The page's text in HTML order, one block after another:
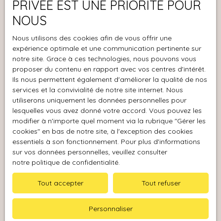
Aucun travaux à
prévoir pour ce T4 en
bon état et
agréablement situé à
seulement 20 minutes
à pied de la plage et
en plein cœur de la
ville à proximité
piétonne de ses
nombreux commerces
! Petite copropriété de
11 lots seulement. Loué
855. 52 € HC et 1.
000,52 € CC,
échéance du bail en
novembre 2029. 115 €
de charges de
copropriété +61 €
pour la consommation
J'accepte le traitement de mes données
personnelles conformément au RGPD. Si vous ne
souhaitez pas faire l'objet de prospection
commerciale par voie téléphonique, vous pouvez
vous inscrire gratuitement sur la liste d'opposition
au démarchage téléphonique, prévu par l'article
L223-1 du code de la consommation, sur le site
Internet www.bloctel.gouv.fr ou par courrier
adressé à :
Société Worldline, Service Bloctel, CS 61311, 41013
BLOIS CEDEX.
Pour en savoir plus sur le traitement de vos
données personnelles, veuillez consulter notre
politique de confidentialité
PRIVÉE EST UNE PRIORITÉ POUR
NOUS
Nous utilisons des cookies afin de vous offrir une
expérience optimale et une communication pertinente sur
notre site. Grace à ces technologies, nous pouvons vous
proposer du contenu en rapport avec vos centres d'intérêt.
Ils nous permettent également d'améliorer la qualité de nos
services et la convivialité de notre site internet. Nous
utiliserons uniquement les données personnelles pour
lesquelles vous avez donné votre accord. Vous pouvez les
modifier à n'importe quel moment via la rubrique ″Gérer les
cookies″ en bas de notre site, à l'exception des cookies
essentiels à son fonctionnement. Pour plus d'informations
sur vos données personnelles, veuillez consulter
notre politique de confidentialité.
Tout accepter Tout refuser
Personnaliser